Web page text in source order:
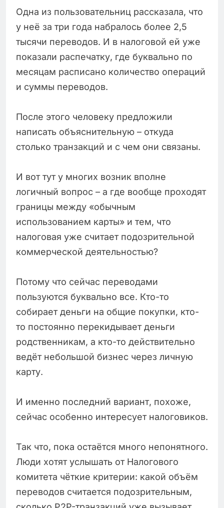
Одна из пользовательниц рассказала, что
у неё за три года набралось более 2,5
тысячи переводов. И в налоговой ей уже
показали распечатку, где буквально по
месяцам расписано количество операций
и суммы переводов.
После этого человеку предложили
написать объяснительную – откуда
столько транзакций и с чем они связаны.
И вот тут у многих возник вполне
логичный вопрос – а где вообще проходят
границы между «обычным
использованием карты» и тем, что
налоговая уже считает подозрительной
коммерческой деятельностью?
Потому что сейчас переводами
пользуются буквально все. Кто-то
собирает деньги на общие покупки, кто-
то постоянно перекидывает деньги
родственникам, а кто-то действительно
ведёт небольшой бизнес через личную
карту.
И именно последний вариант, похоже,
сейчас особенно интересует налоговиков.
Так что, пока остаётся много непонятного.
Люди хотят услышать от Налогового
комитета чёткие критерии: какой объём
переводов считается подозрительным,